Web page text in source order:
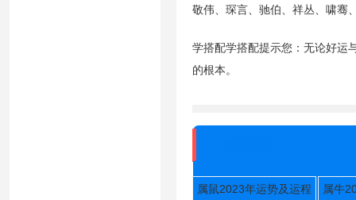
敬伟、琛言、驰伯、祥丛、啸骞
学搭配学搭配提示您：无论好运
的根本。
属鼠2023年运势及运程 属牛